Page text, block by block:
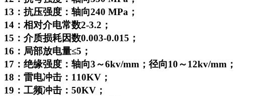
13：抗压强度：轴向240 MPa；
14：相对介电常数2-3.2；
15：介质损耗因数0.003-0.015；
16：局部放电量≤5；
17：绝缘强度：轴向3～6kv/mm；径向10～12kv/mm；
18：雷电冲击：110KV；
19：工频冲击：50KV；